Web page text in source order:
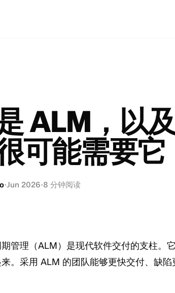
ALM，以
可能需要它
·Jun 2026·8 分钟阅读
管理（ALM）是现代软件交付的支柱。
。采用 ALM 的团队能够更快交付、缺陷